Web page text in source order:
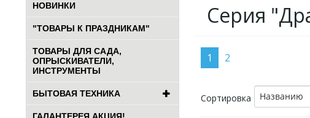
НОВИНКИ
"ТОВАРЫ К ПРАЗДНИКАМ"
ТОВАРЫ ДЛЯ САДА,
ОПРЫСКИВАТЕЛИ,
ИНСТРУМЕНТЫ
БЫТОВАЯ ТЕХНИКА
Серия
1 2
Сортировка Названию